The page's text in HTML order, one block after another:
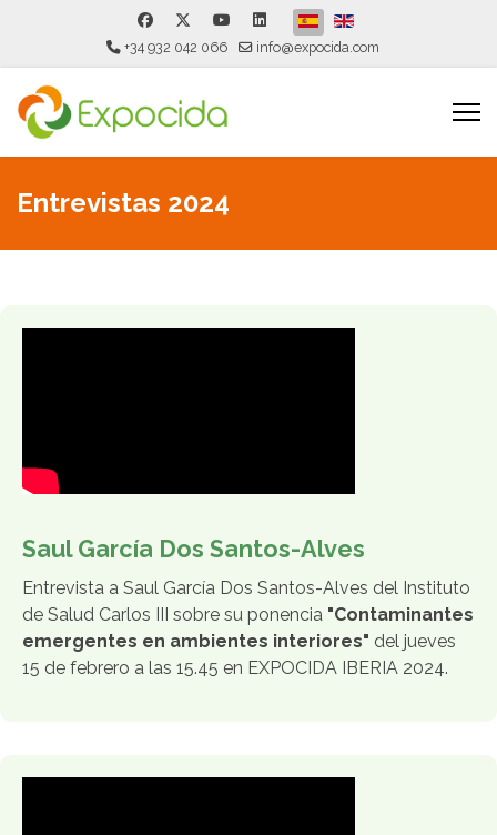
Seleccione su idioma
+34 932 042 066 info@expocida.com
Entrevistas 2024
Saul García Dos Santos-Alves
Entrevista a Saul García Dos Santos-Alves del Instituto
de Salud Carlos III sobre su ponencia "Contaminantes
emergentes en ambientes interiores" del jueves
15 de febrero a las 15.45 en EXPOCIDA IBERIA 2024.